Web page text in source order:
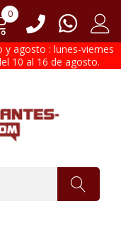
0
agosto : lunes-viernes
10 al 16 de agosto.